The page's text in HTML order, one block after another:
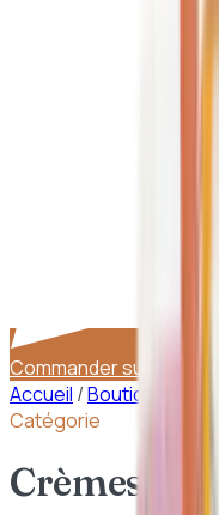
Commander sur
Accueil /Boutique
Catégorie
Crèmes